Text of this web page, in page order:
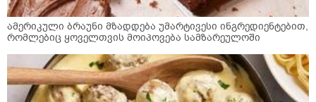
ამერიკული ბრაუნი მზადდება უმარტივესი ინგრედიენტებით,
რომლებიც ყოველთვის მოიპოვება სამზარეულოში